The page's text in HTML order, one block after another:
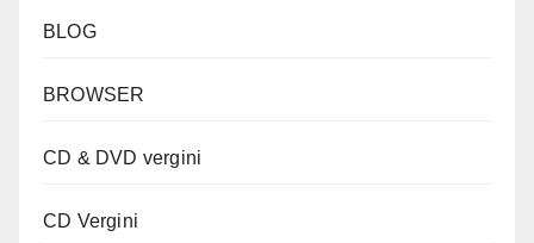
BLOG
BROWSER
CD & DVD vergini
CD Vergini